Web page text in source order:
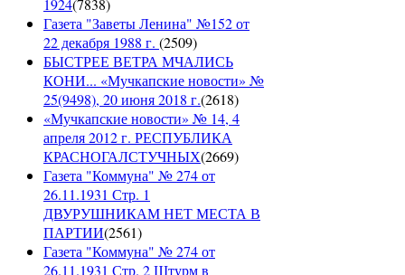
1924(7838)
Газета "Заветы Ленина" №152 от
22 декабря 1988 г. (2509)
БЫСТРЕЕ ВЕТРА МЧАЛИСЬ
КОНИ... «Мучкапские новости» №
25(9498), 20 июня 2018 г.(2618)
«Мучкапские новости» № 14, 4
апреля 2012 г. РЕСПУБЛИКА
КРАСНОГАЛСТУЧНЫХ(2669)
Газета "Коммуна" № 274 от
26.11.1931 Стр. 1
ДВУРУШНИКАМ НЕТ МЕСТА В
ПАРТИИ(2561)
Газета "Коммуна" № 274 от
26.11.1931 Стр. 2 Штурм в